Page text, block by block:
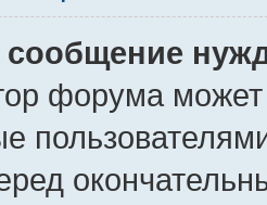
форума